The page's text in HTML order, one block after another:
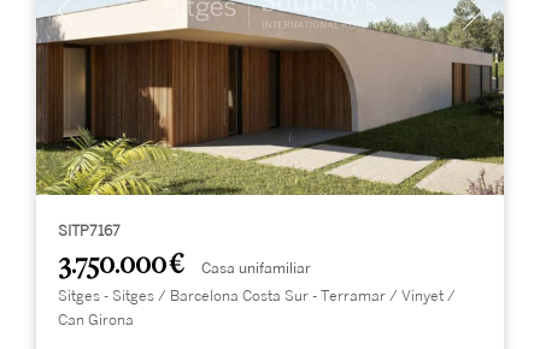
SITP7167
3.750.000 € Casa unifamiliar
Sitges - Sitges / Barcelona Costa Sur - Terramar / Vinyet /
Can Girona